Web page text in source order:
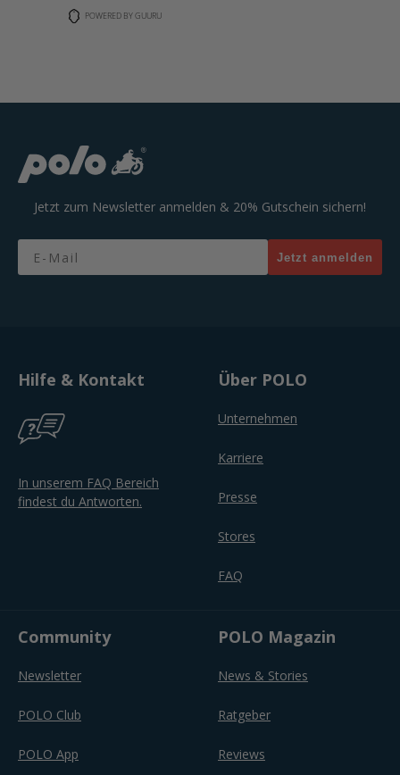
POWERED BY GUURU
Jetzt zum Newsletter anmelden & 20% Gutschein sichern!
Jetzt anmelden
Hilfe & Kontakt
In unserem FAQ Bereich
findest du Antworten.
Über POLO
Unternehmen
Karriere
Presse
Stores
FAQ
Community
Newsletter
POLO Club
POLO App
POLO Magazin
News & Stories
Ratgeber
Reviews